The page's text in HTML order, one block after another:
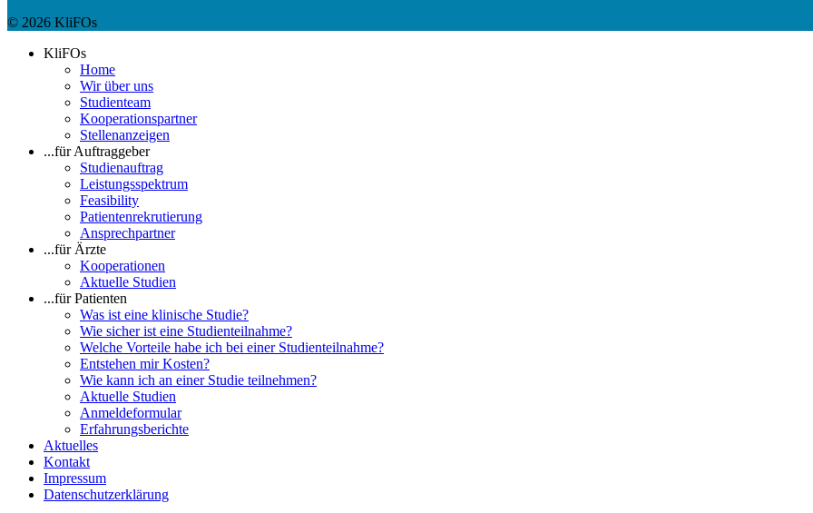
© 2026 KliFOs
KliFOs
Home
Wir über uns
Studienteam
Kooperationspartner
Stellenanzeigen
...für Auftraggeber
Studienauftrag
Leistungsspektrum
Feasibility
Patientenrekrutierung
Ansprechpartner
...für Ärzte
Kooperationen
Aktuelle Studien
...für Patienten
Was ist eine klinische Studie?
Wie sicher ist eine Studienteilnahme?
Welche Vorteile habe ich bei einer Studienteilnahme?
Entstehen mir Kosten?
Wie kann ich an einer Studie teilnehmen?
Aktuelle Studien
Anmeldeformular
Erfahrungsberichte
Aktuelles
Kontakt
Impressum
Datenschutzerklärung